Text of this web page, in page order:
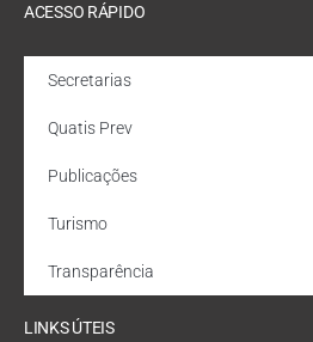
ACESSO RÁPIDO
Secretarias
Quatis Prev
Publicações
Turismo
Transparência
LINKS ÚTEIS